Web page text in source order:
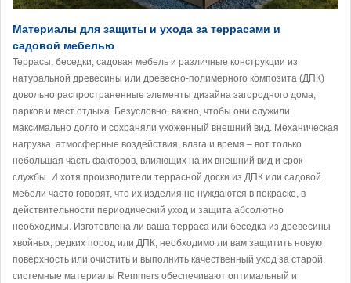
Материалы для защиты и ухода за террасами и
садовой мебелью
Террасы, беседки, садовая мебель и различные конструкции из
натуральной древесины или древесно-полимерного композита (ДПК)
довольно распространенные элементы дизайна загородного дома,
парков и мест отдыха. Безусловно, важно, чтобы они служили
максимально долго и сохраняли ухоженный внешний вид. Механическая
нагрузка, атмосферные воздействия, влага и время – вот только
небольшая часть факторов, влияющих на их внешний вид и срок
службы. И хотя производители террасной доски из ДПК или садовой
мебели часто говорят, что их изделия не нуждаются в покраске, в
действительности периодический уход и защита абсолютно
необходимы. Изготовлена ли ваша терраса или беседка из древесины
хвойных, редких пород или ДПК, необходимо ли вам защитить новую
поверхность или очистить и выполнить качественный уход за старой,
системные материалы Remmers обеспечивают оптимальный и